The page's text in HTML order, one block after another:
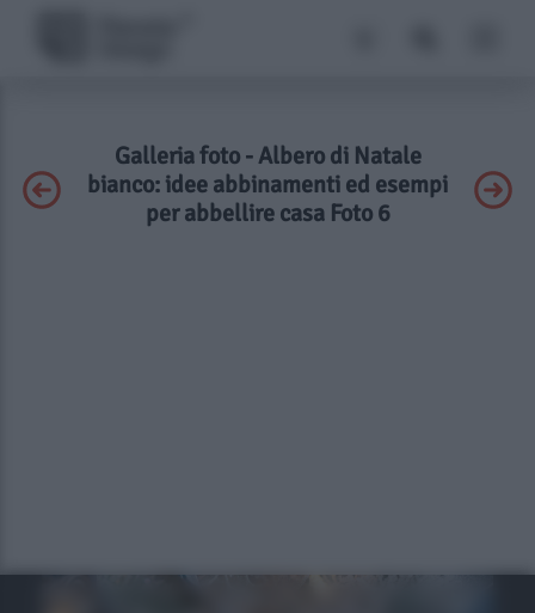
Galleria foto - Albero di Natale
bianco: idee abbinamenti ed esempi
per abbellire casa Foto 6